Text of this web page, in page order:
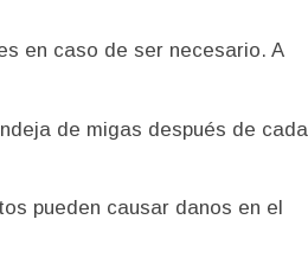
en caso de ser necesario. A
de migas después de cada
pueden causar danos en el